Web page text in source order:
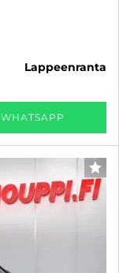
lappeenranta
WHATSAPP